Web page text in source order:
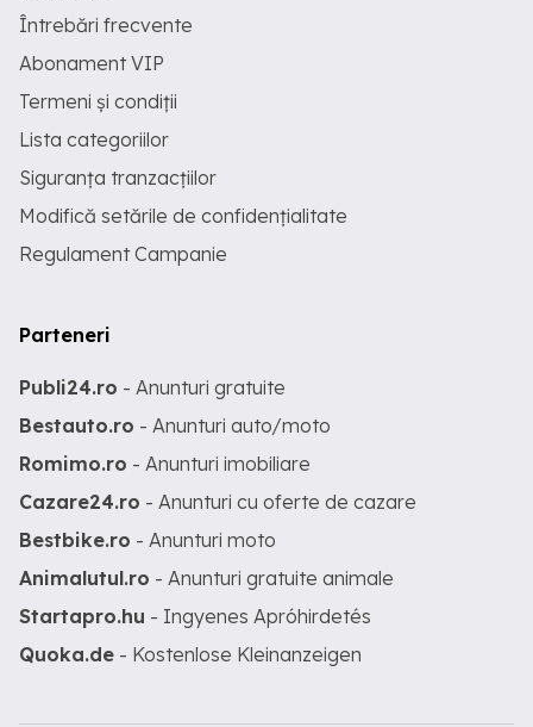
Întrebări frecvente
Abonament VIP
Termeni și condiții
Lista categoriilor
Siguranța tranzacțiilor
Modifică setările de confidențialitate
Regulament Campanie
Parteneri
Publi24.ro - Anunturi gratuite
Bestauto.ro - Anunturi auto/moto
Romimo.ro - Anunturi imobiliare
Cazare24.ro - Anunturi cu oferte de cazare
Bestbike.ro - Anunturi moto
Animalutul.ro - Anunturi gratuite animale
Startapro.hu - Ingyenes Apróhirdetés
Quoka.de - Kostenlose Kleinanzeigen